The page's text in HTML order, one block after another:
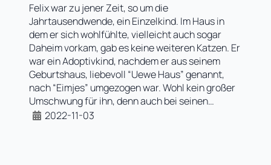
Felix war zu jener Zeit, so um die
Jahrtausendwende, ein Einzelkind. Im Haus in
dem er sich wohlfühlte, vielleicht auch sogar
Daheim vorkam, gab es keine weiteren Katzen. Er
war ein Adoptivkind, nachdem er aus seinem
Geburtshaus, liebevoll “Uewe Haus” genannt,
nach “Eimjes” umgezogen war. Wohl kein großer
Umschwung für ihn, denn auch bei seinen…
2022-11-03